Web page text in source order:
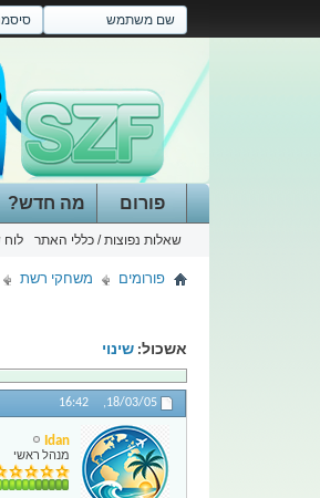
פורום
שאלות נפוצות / כללי האתר
מה חדש?
פורומים משחקי רשת
אשכול: שינוי
18/03/05,
16:42
Idan
מנהל ראשי